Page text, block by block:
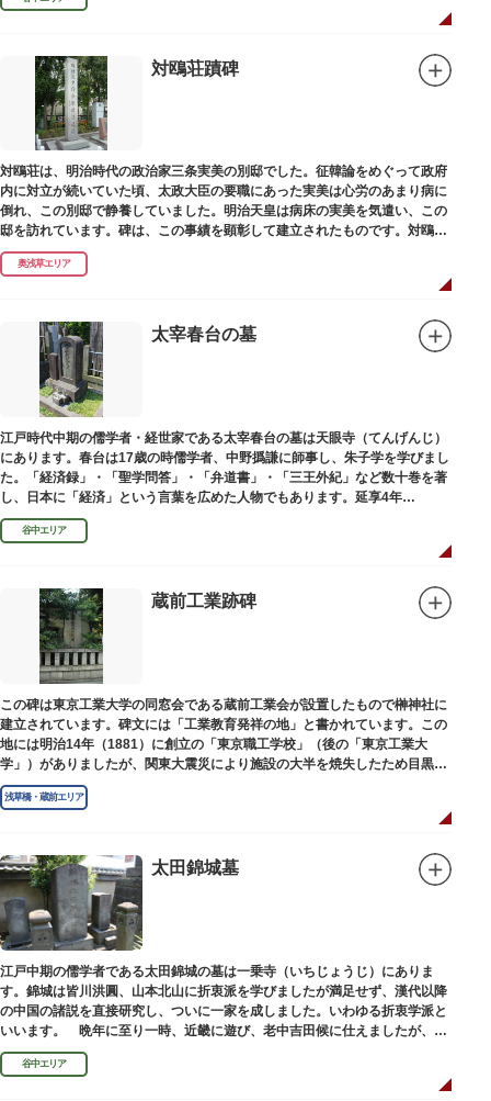
対鴎荘蹟碑
対鴎荘は、明治時代の政治家三条実美の別邸でした。征韓論をめぐって政府
内に対立が続いていた頃、太政大臣の要職にあった実美は心労のあまり病に
倒れ、この別邸で静養していました。明治天皇は病床の実美を気遣い、この
邸を訪れています。碑は、この事績を顕彰して建立されたものです。対鴎荘
は、多摩市連光寺に移築されました。
奥浅草エリア
太宰春台の墓
江戸時代中期の儒学者・経世家である太宰春台の墓は天眼寺（てんげんじ）
にあります。春台は17歳の時儒学者、中野撝謙に師事し、朱子学を学びまし
た。「経済録」・「聖学問答」・「弁道書」・「三王外紀」など数十巻を著
し、日本に「経済」という言葉を広めた人物でもあります。延享4年
（1747）に没しました。
谷中エリア
蔵前工業跡碑
この碑は東京工業大学の同窓会である蔵前工業会が設置したもので榊神社に
建立されています。碑文には「工業教育発祥の地」と書かれています。この
地には明治14年（1881）に創立の「東京職工学校」（後の「東京工業大
学」）がありましたが、関東大震災により施設の大半を焼失したため目黒に
移転しました。
浅草橋・蔵前エリア
太田錦城墓
江戸中期の儒学者である太田錦城の墓は一乗寺（いちじょうじ）にありま
す。錦城は皆川洪圓、山本北山に折衷派を学びましたが満足せず、漢代以降
の中国の諸説を直接研究し、ついに一家を成しました。いわゆる折衷学派と
いいます。 晩年に至り一時、近畿に遊び、老中吉田候に仕えましたが、前
田家に賓使としてまぬかれ、三百石を給せられました。
谷中エリア